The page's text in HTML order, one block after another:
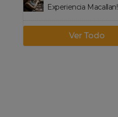
Experiencia Macallan!
Ver Todo